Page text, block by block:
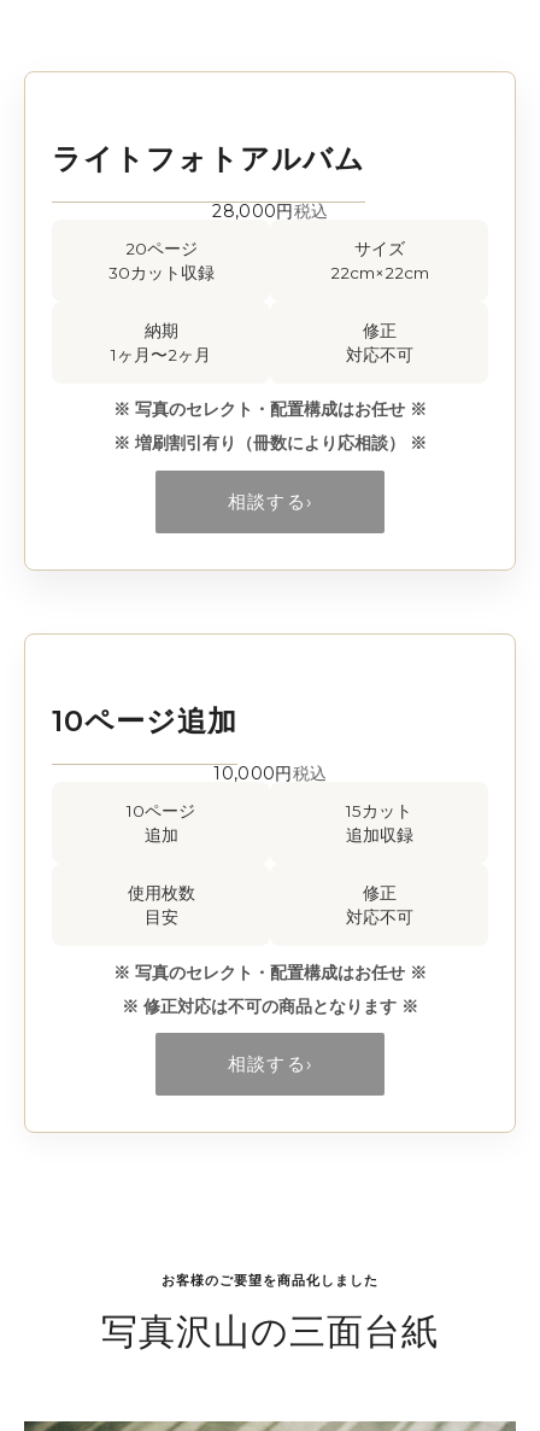
ライトフォトアルバム
28,000円税込
20ページ
30カット収録
サイズ
22cm×22cm
納期
1ヶ月〜2ヶ月
修正
対応不可
※ 写真のセレクト・配置構成はお任せ ※
※ 増刷割引有り（冊数により応相談） ※
相談する ›
10ページ追加
10,000円税込
10ページ
追加
15カット
追加収録
使用枚数
目安
修正
対応不可
※ 写真のセレクト・配置構成はお任せ ※
※ 修正対応は不可の商品となります ※
相談する ›
お客様のご要望を商品化しました
写真沢山の三面台紙